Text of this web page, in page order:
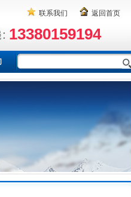
联系我们 返回首页
13380159194